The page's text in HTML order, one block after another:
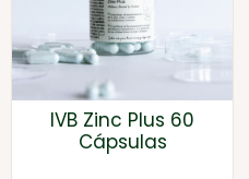
IVB Zinc Plus 60
Cápsulas